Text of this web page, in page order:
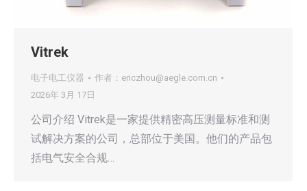
Vitrek
电子电工仪器 作者： ericzhou@aegle.com.cn
2026年 3月 17日
公司介绍 Vitrek是一家提供精密高压测量标准和测
试解决方案的公司，总部位于美国。他们的产品包
括电气安全合规…